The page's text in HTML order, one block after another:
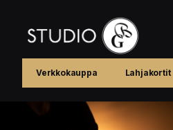
Verkkokauppa Lahjakortit